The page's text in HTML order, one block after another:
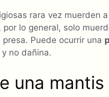
rara vez muerden
lo general, solo
Puede ocurrir una
no dañina.
una mantis